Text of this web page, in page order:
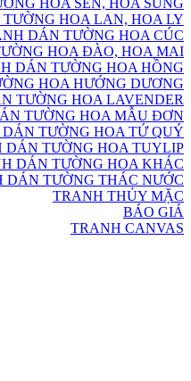
HOA SEN, HOA SÚNG
HOA LAN, HOA LY
DÁN TƯỜNG HOA CÚC
HOA ĐÀO, HOA MAI
DÁN TƯỜNG HOA HỒNG
HOA HƯỚNG DƯƠNG
TƯỜNG HOA LAVENDER
TƯỜNG HOA MẪU ĐƠN
TƯỜNG HOA TỨ QUÝ
DÁN TƯỜNG HOA TUYLIP
DÁN TƯỜNG HOA KHÁC
DÁN TƯỜNG THÁC NƯỚC
TRANH THỦY MẶC
BÁO GIÁ
TRANH CANVAS